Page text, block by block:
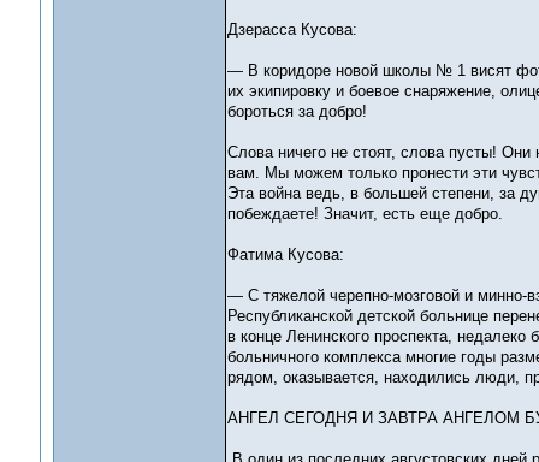
Дзерасса Кусова:
— В коридоре новой школы № 1 висят
их экипировку и боевое снаряжение,
бороться за добро!
Слова ничего не стоят, слова пусты! Они
вам. Мы можем только пронести эти
Эта война ведь, в большей степени, за
побеждаете! Значит, есть еще добро.
Фатима Кусова:
— С тяжелой черепно-мозговой и минно-
Республиканской детской больнице
в конце Ленинского проспекта,
больничного комплекса многие годы
рядом, оказывается, находились люди,
АНГЕЛ СЕГОДНЯ И ЗАВТРА АНГЕЛОМ